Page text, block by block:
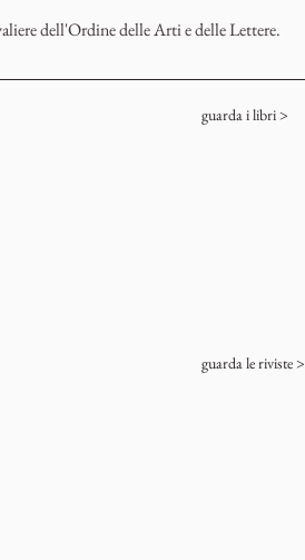
dell'Ordine delle Arti e delle Lettere.
guarda i libri >
guarda le riviste >